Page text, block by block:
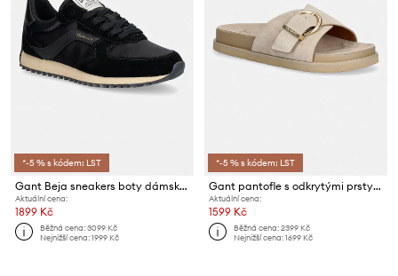
*-5 % s kódem: LST
Gant Beja sneakers boty dámské
Aktuální cena:
1899 Kč
Běžná cena:3099 Kč
Nejnižší cena:1999 Kč
*-5 % s kódem: LST
Gant pantofle s odkrytými prsty dámské semišové Mardale
Aktuální cena:
1599 Kč
Běžná cena:2399 Kč
Nejnižší cena:1699 Kč